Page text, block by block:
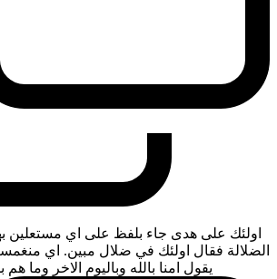
اولئك على هدى جاء بلفظ على اي مستعلين
الضلالة فقال اولئك في ضلال مبين. اي
يقول امنا بالله وباليوم الاخر وما هم